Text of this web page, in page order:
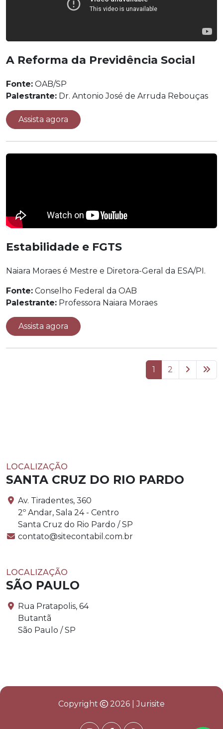
A Reforma da Previdência Social
Fonte: OAB/SP
Palestrante: Dr. Antonio José de Arruda Rebouças
Assista agora
Estabilidade e FGTS
Naiara Moraes é Mestre e Diretora-Geral da ESA/PI.
Fonte: Conselho Federal da OAB
Palestrante: Professora Naiara Moraes
Assista agora
1 2
LOCALIZAÇÃO
SANTA CRUZ DO RIO PARDO
Av. Tiradentes, 360
2º Andar, Sala 24 - Centro
Santa Cruz do Rio Pardo / SP
contato@sitecontabil.com.br
LOCALIZAÇÃO
SÃO PAULO
Rua Pratapolis, 64
Butantã
São Paulo / SP
Copyright 2026 | Jurisite